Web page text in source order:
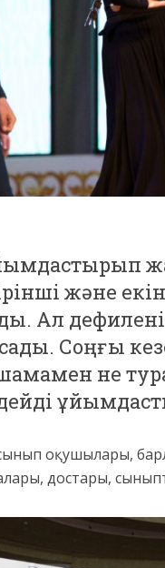
және
Ал дефилені
Соңғы
не
оқушылары,
достары,